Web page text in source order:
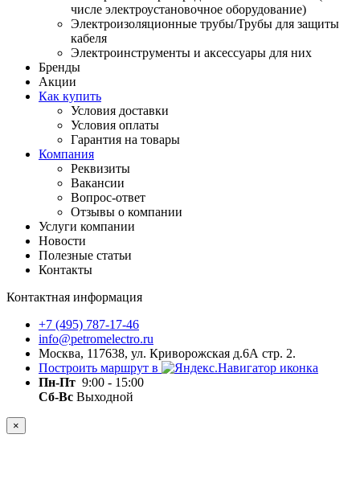
числе электроустановочное оборудование)
Электроизоляционные трубы/Трубы для защиты
кабеля
Электроинструменты и аксессуары для них
Бренды
Акции
Как купить
Условия доставки
Условия оплаты
Гарантия на товары
Компания
Реквизиты
Вакансии
Вопрос-ответ
Отзывы о компании
Услуги компании
Новости
Полезные статьи
Контакты
Контактная информация
+7 (495) 787-17-46
info@petromelectro.ru
Москва, 117638, ул. Криворожская д.6А стр. 2.
Построить маршрут в
Пн-Пт 9:00 - 15:00
Сб-Вс Выходной
×